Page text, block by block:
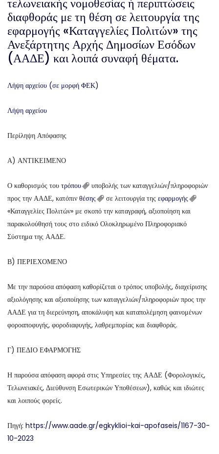
τελωνειακής νομοθεσίας ή περιπτώσεις
διαφθοράς με τη θέση σε λειτουργία της
εφαρμογής «Καταγγελίες Πολιτών» της
Ανεξάρτητης Αρχής Δημοσίων Εσόδων
(ΑΑΔΕ) και λοιπά συναφή θέματα.
Λήψη αρχείου (σε μορφή ΦΕΚ)
Λήψη αρχείου
Περίληψη Απόφασης
Α) ΑΝΤΙΚΕΙΜΕΝΟ
Ο καθορισμός του τρόπου
υποβολής των καταγγελιών/πληροφοριών
προς την ΑΑΔΕ, κατόπιν θέσης σε λειτουργία της εφαρμογής
«Καταγγελίες Πολιτών» με σκοπό την καταγραφή, αξιοποίηση και
παρακολούθησή τους στο ειδικό Ολοκληρωμένο Πληροφοριακό
Σύστημα της ΑΑΔΕ.
Β) ΠΕΡΙΕΧΟΜΕΝΟ
Με την παρούσα απόφαση καθορίζεται ο τρόπος υποβολής, διαχείρισης
αξιολόγησης και αξιοποίησης των καταγγελιών/πληροφοριών προς την
ΑΑΔΕ για τη διερεύνηση, αποκάλυψη και καταπολέμηση φαινομένων
φοροαποφυγής, φοροδιαφυγής, λαθρεμπορίας και διαφθοράς.
Γ) ΠΕΔΙΟ ΕΦΑΡΜΟΓΗΣ
Η παρούσα απόφαση αφορά στις Υπηρεσίες της ΑΑΔΕ (Φορολογικές,
Τελωνειακές, Διεύθυνση Εσωτερικών Υποθέσεων), καθώς και ιδιώτες
και λοιπούς φορείς.
Πηγή: https://www.aade.gr/egkyklioi-kai-apofaseis/1167-30-
10-2023